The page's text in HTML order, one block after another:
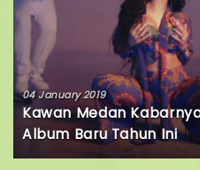
04 January 2019
Kawan Medan
Album Baru Tahun Ini